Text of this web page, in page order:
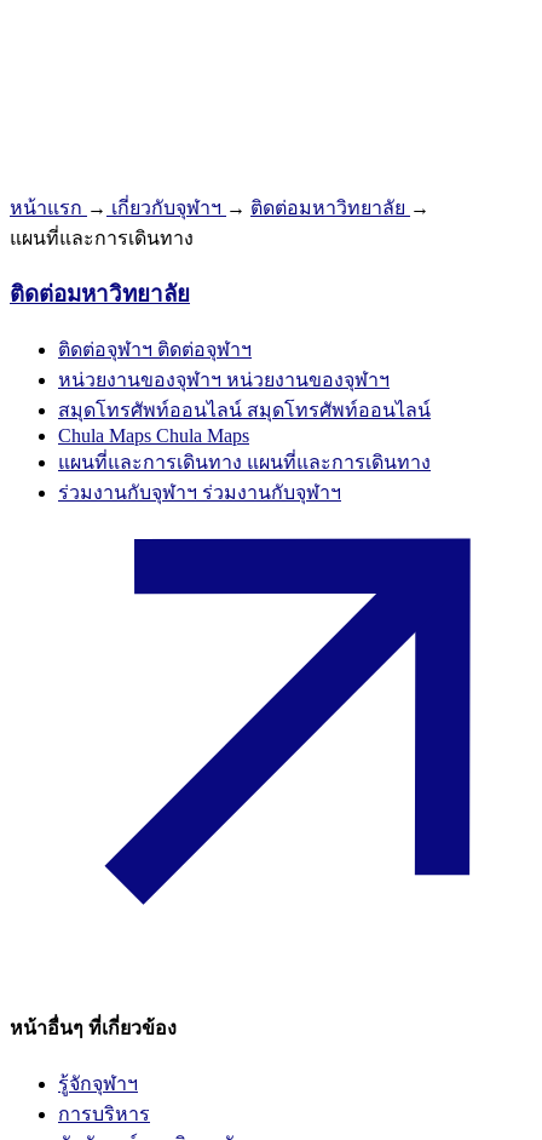
หน้าแรก → เกี่ยวกับจุฬาฯ → ติดต่อมหาวิทยาลัย →
แผนที่และการเดินทาง
ติดต่อมหาวิทยาลัย
ติดต่อจุฬาฯ ติดต่อจุฬาฯ
หน่วยงานของจุฬาฯ หน่วยงานของจุฬาฯ
สมุดโทรศัพท์ออนไลน์ สมุดโทรศัพท์ออนไลน์
Chula Maps Chula Maps
แผนที่และการเดินทาง แผนที่และการเดินทาง
ร่วมงานกับจุฬาฯ ร่วมงานกับจุฬาฯ
หน้าอื่นๆ ที่เกี่ยวข้อง
รู้จักจุฬาฯ
การบริหาร